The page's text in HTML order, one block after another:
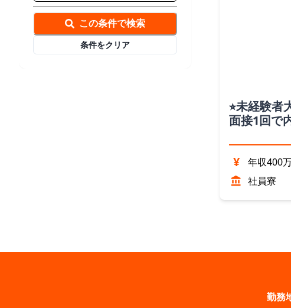
この条件で検索
条件をクリア
⭐︎未経験
面接1回で
¥
年収400
社員寮
勤務